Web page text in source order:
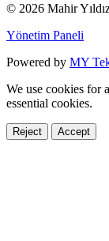
© 2026 Mahir
Yönetim Paneli
Powered by MY
We use cookies for
essential cookies.
Reject Accept